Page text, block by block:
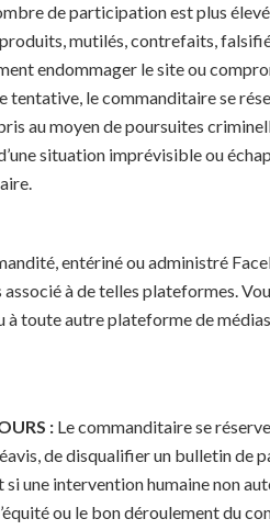
de participation est plus
mutilés, contrefaits,
endommager le site ou
le commanditaire se
au moyen de poursuites
situation imprévisible ou
entériné ou administré
à de telles plateformes.
toute autre plateforme de
: Le commanditaire se
de disqualifier un bulletin
une intervention humaine non
ou le bon déroulement du